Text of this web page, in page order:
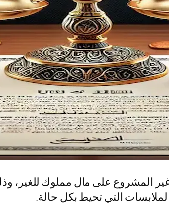
غير المشروع على مال مملوك للغير،
التي تحيط بكل حالة.